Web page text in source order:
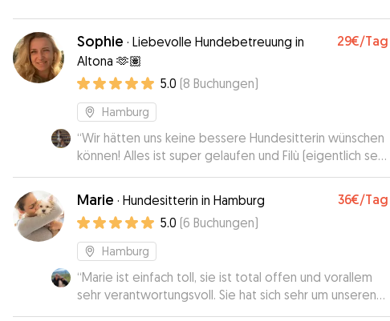
Sophie · Liebevolle Hundebetreuung in
Altona 🫶🏽
29€/Tag
5.0 (8 Buchungen)
Hamburg
“Wir hätten uns keine bessere Hundesitterin wünschen
können! Alles ist super gelaufen und Filù (eigentlich sehr
schüchtern) hat sich von Anfang an sehr wohl gefühlt!
Gerne wieder! :)
Marie · Hundesitterin in Hamburg 36€/Tag
5.0 (6 Buchungen)
Hamburg
“Marie ist einfach toll, sie ist total offen und vorallem
sehr verantwortungsvoll. Sie hat sich sehr um unseren
Jimi gekümmert, war sehr flexibel und